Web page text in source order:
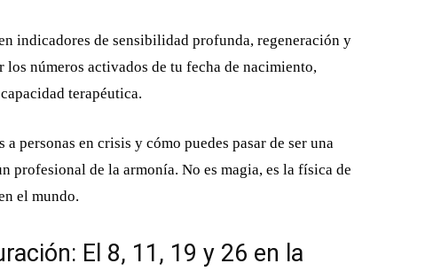
indicadores de sensibilidad profunda, regeneración y
números activados de tu fecha de nacimiento,
terapéutica.
personas en crisis y cómo puedes pasar de ser una
profesional de la armonía. No es magia, es la física de
el mundo.
El 8, 11, 19 y 26 en la